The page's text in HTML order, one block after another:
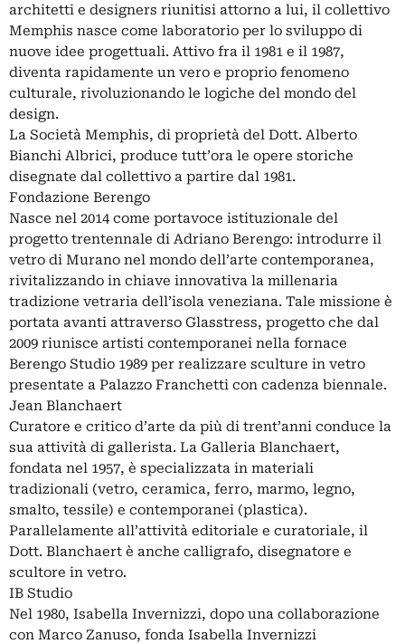
architetti e designers riunitisi attorno a lui, il collettivo
Memphis nasce come laboratorio per lo sviluppo di
nuove idee progettuali. Attivo fra il 1981 e il 1987,
diventa rapidamente un vero e proprio fenomeno
culturale, rivoluzionando le logiche del mondo del
design.
La Società Memphis, di proprietà del Dott. Alberto
Bianchi Albrici, produce tutt’ora le opere storiche
disegnate dal collettivo a partire dal 1981.
Fondazione Berengo
Nasce nel 2014 come portavoce istituzionale del
progetto trentennale di Adriano Berengo: introdurre il
vetro di Murano nel mondo dell’arte contemporanea,
rivitalizzando in chiave innovativa la millenaria
tradizione vetraria dell’isola veneziana. Tale missione è
portata avanti attraverso Glasstress, progetto che dal
2009 riunisce artisti contemporanei nella fornace
Berengo Studio 1989 per realizzare sculture in vetro
presentate a Palazzo Franchetti con cadenza biennale.
Jean Blanchaert
Curatore e critico d’arte da più di trent’anni conduce la
sua attività di gallerista. La Galleria Blanchaert,
fondata nel 1957, è specializzata in materiali
tradizionali (vetro, ceramica, ferro, marmo, legno,
smalto, tessile) e contemporanei (plastica).
Parallelamente all’attività editoriale e curatoriale, il
Dott. Blanchaert è anche calligrafo, disegnatore e
scultore in vetro.
IB Studio
Nel 1980, Isabella Invernizzi, dopo una collaborazione
con Marco Zanuso, fonda Isabella Invernizzi